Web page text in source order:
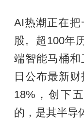
AI热潮正在
股。超100年
端智能马桶
日公布最新
18%，创下
的，是其半导